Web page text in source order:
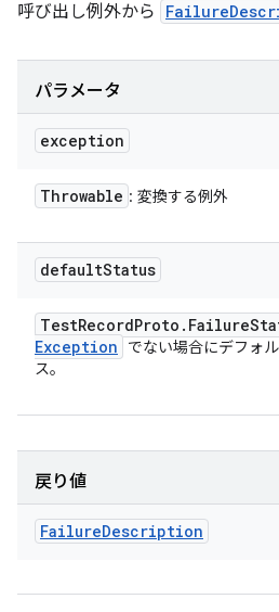
呼び出し例外から
パラメータ
exception
Throwable : 変換する例外
defaultStatus
TestRecordProto . Failure
Exception
でない場合にデフォ
ス。
戻り値
FailureDescription